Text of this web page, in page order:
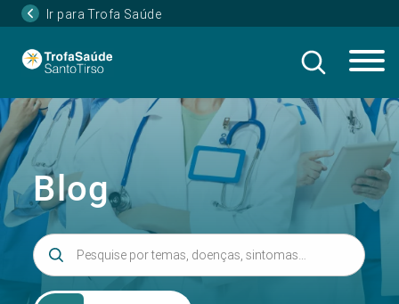
Ir para Trofa Saúde
Blog